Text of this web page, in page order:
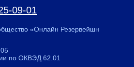
«Онлайн Резервейшн
09-01
по ОКВЭД 62.01